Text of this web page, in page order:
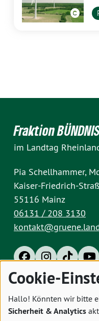
Fraktion
im Landtag
Pia Schellhammer,
Kaiser-Friedrich-
55116 Mainz
06131 / 208 3130
Impressum
Cookie-
Hallo! Könnten wir bitte
Sicherheit & Analytics